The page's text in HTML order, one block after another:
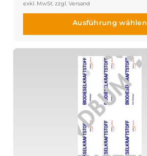
Ausführung wählen